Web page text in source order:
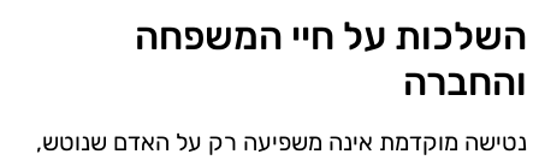
השלכות על חיי המשפחה
והחברה
נטישה מוקדמת אינה משפיעה רק על האדם שנוטש,